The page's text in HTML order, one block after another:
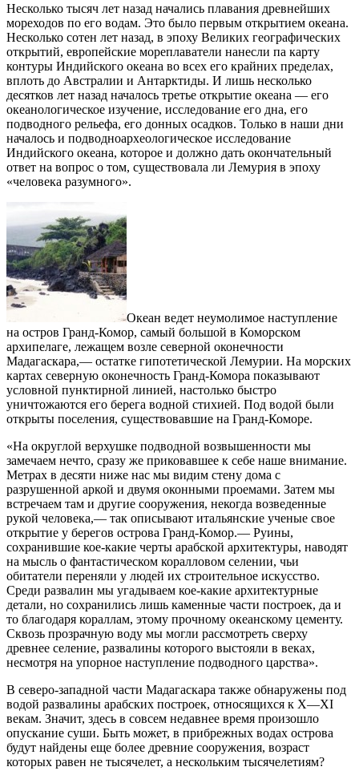
Несколько тысяч лет назад начались плавания древнейших
мореходов по его водам. Это было первым открытием океана.
Несколько сотен лет назад, в эпоху Великих географических
открытий, европейские мореплаватели нанесли па карту
контуры Индийского океана во всех его крайних пределах,
вплоть до Австралии и Антарктиды. И лишь несколько
десятков лет назад началось третье открытие океана — его
океанологическое изучение, исследование его дна, его
подводного рельефа, его донных осадков. Только в наши дни
началось и подводноархеологическое исследование
Индийского океана, которое и должно дать окончательный
ответ на вопрос о том, существовала ли Лемурия в эпоху
«человека разумного».
Океан ведет неумолимое наступление
на остров Гранд-Комор, самый большой в Коморском
архипелаге, лежащем возле северной оконечности
Мадагаскара,— остатке гипотетической Лемурии. На морских
картах северную оконечность Гранд-Комора показывают
условной пунктирной линией, настолько быстро
уничтожаются его берега водной стихией. Под водой были
открыты поселения, существовавшие на Гранд-Коморе.
«На округлой верхушке подводной возвышенности мы
замечаем нечто, сразу же приковавшее к себе наше внимание.
Метрах в десяти ниже нас мы видим стену дома с
разрушенной аркой и двумя оконными проемами. Затем мы
встречаем там и другие сооружения, некогда возведенные
рукой человека,— так описывают итальянские ученые свое
открытие у берегов острова Гранд-Комор.— Руины,
сохранившие кое-какие черты арабской архитектуры, наводят
на мысль о фантастическом коралловом селении, чьи
обитатели переняли у людей их строительное искусство.
Среди развалин мы угадываем кое-какие архитектурные
детали, но сохранились лишь каменные части построек, да и
то благодаря кораллам, этому прочному океанскому цементу.
Сквозь прозрачную воду мы могли рассмотреть сверху
древнее селение, развалины которого выстояли в веках,
несмотря на упорное наступление подводного царства».
В северо-западной части Мадагаскара также обнаружены под
водой развалины арабских построек, относящихся к X—XI
векам. Значит, здесь в совсем недавнее время произошло
опускание суши. Быть может, в прибрежных водах острова
будут найдены еще более древние сооружения, возраст
которых равен не тысячелет, а нескольким тысячелетиям?